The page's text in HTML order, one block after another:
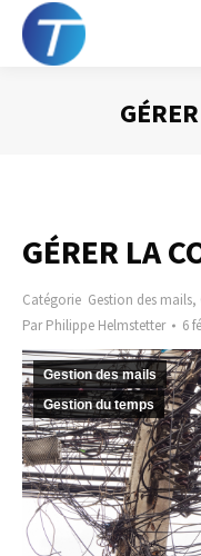
GÉRER LA
Catégorie Gestion des mails,
ParPhilippe Helmstetter 6
Gestion des mails
Gestion du temps